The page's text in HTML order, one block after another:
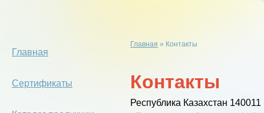
Главная
Сертификаты
Главная » Контакты
Контакты
Республика Казахстан 140011